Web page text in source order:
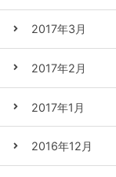
2017年3月
2017年2月
2017年1月
2016年12月